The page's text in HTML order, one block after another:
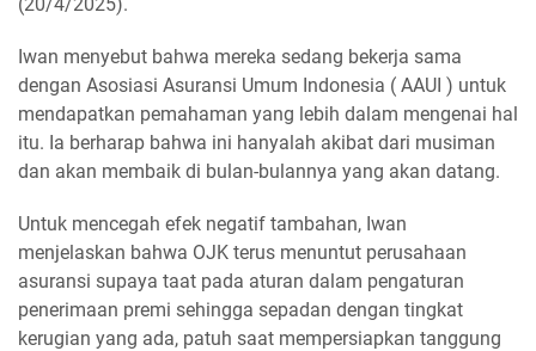
Iwan menyebut bahwa mereka sedang bekerja sama
dengan Asosiasi Asuransi Umum Indonesia ( AAUI ) untuk
mendapatkan pemahaman yang lebih dalam mengenai hal
itu. Ia berharap bahwa ini hanyalah akibat dari musiman
dan akan membaik di bulan-bulannya yang akan datang.
Untuk mencegah efek negatif tambahan, Iwan
menjelaskan bahwa OJK terus menuntut perusahaan
asuransi supaya taat pada aturan dalam pengaturan
penerimaan premi sehingga sepadan dengan tingkat
kerugian yang ada, patuh saat mempersiapkan tanggung